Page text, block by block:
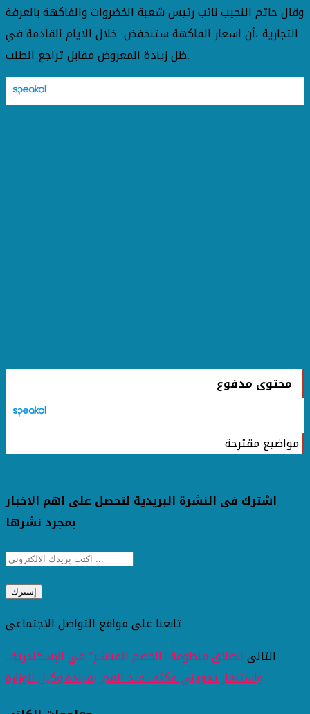
وقال حاتم النجيب نائب رئيس شعبة الخضروات والفاكهة بالغرفة
التجارية ،أن اسعار الفاكهة ستنخفض خلال الايام القادمة في
ظل زيادة المعروض مقابل تراجع الطلب.
محتوى مدفوع
مواضيع مقترحة
اشترك فى النشرة البريدية لتحصل على اهم الاخبار
بمجرد نشرها
تابعنا على مواقع التواصل الاجتماعى
التالىانطلاق منظومة "الخصم المباشر" في الإسكندرية..
واستنفار تمويني مكثف منذ الفجر بقيادة وكيل الوزارة